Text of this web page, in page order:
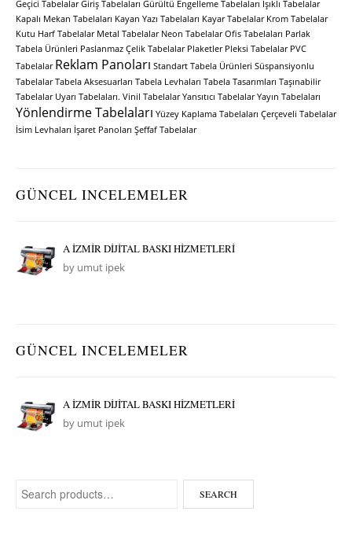
Geçici Tabelalar Giriş Tabelaları Gürültü Engelleme Tabelaları Işıklı Tabelalar
Kapalı Mekan Tabelaları Kayan Yazı Tabelaları Kayar Tabelalar Krom Tabelalar
Kutu Harf Tabelalar Metal Tabelalar Neon Tabelalar Ofis Tabelaları Parlak
Tabela Ürünleri Paslanmaz Çelik Tabelalar Plaketler Pleksi Tabelalar PVC
Tabelalar Reklam Panoları Standart Tabela Ürünleri Süspansiyonlu
Tabelalar Tabela Aksesuarları Tabela Levhaları Tabela Tasarımları Taşınabilir
Tabelalar Uyarı Tabelaları. Vinil Tabelalar Yansıtıcı Tabelalar Yayın Tabelaları
Yönlendirme Tabelaları Yüzey Kaplama Tabelaları Çerçeveli Tabelalar
İsim Levhaları İşaret Panoları Şeffaf Tabelalar
GÜNCEL INCELEMELER
A İZMİR DİJİTAL BASKI HİZMETLERİ
by umut ipek
GÜNCEL INCELEMELER
A İZMİR DİJİTAL BASKI HİZMETLERİ
by umut ipek
Search for: SEARCH